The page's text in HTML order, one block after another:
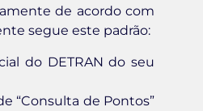
de acordo com
segue este padrão:
do DETRAN do seu
“Consulta de Pontos”